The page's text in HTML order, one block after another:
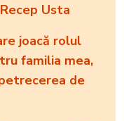
Usta
joacă rolul
familia mea,
de